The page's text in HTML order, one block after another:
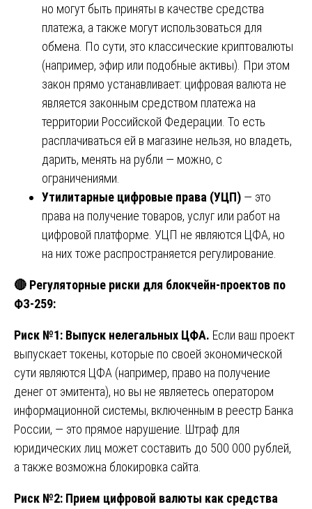
но могут быть приняты в качестве средства
платежа, а также могут использоваться для
обмена. По сути, это классические криптовалюты
(например, эфир или подобные активы). При этом
закон прямо устанавливает: цифровая валюта не
является законным средством платежа на
территории Российской Федерации. То есть
расплачиваться ей в магазине нельзя, но владеть,
дарить, менять на рубли — можно, с
ограничениями.
Утилитарные цифровые права (УЦП) — это
права на получение товаров, услуг или работ на
цифровой платформе. УЦП не являются ЦФА, но
на них тоже распространяется регулирование.
🔴 Регуляторные риски для блокчейн-проектов по
ФЗ-259:
Риск №1: Выпуск нелегальных ЦФА. Если ваш проект
выпускает токены, которые по своей экономической
сути являются ЦФА (например, право на получение
денег от эмитента), но вы не являетесь оператором
информационной системы, включенным в реестр Банка
России, — это прямое нарушение. Штраф для
юридических лиц может составить до 500 000 рублей,
а также возможна блокировка сайта.
Риск №2: Прием цифровой валюты как средства